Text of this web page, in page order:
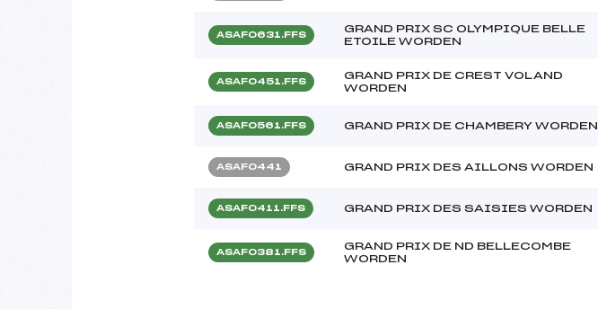
ASAF0631.FFS
GRAND PRIX SC OLYMPIQUE BELLE
ETOILE WORDEN
ASAF0451.FFS
GRAND PRIX DE CREST VOLAND
WORDEN
ASAF0561.FFS GRAND PRIX DE CHAMBERY WORDEN
ASAF0441 GRAND PRIX DES AILLONS WORDEN
ASAF0411.FFS GRAND PRIX DES SAISIES WORDEN
ASAF0381.FFS
GRAND PRIX DE ND BELLECOMBE
WORDEN